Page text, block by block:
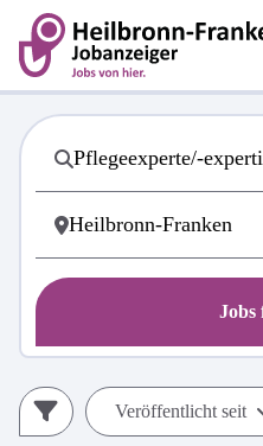
Jobs
Veröffentlicht seit